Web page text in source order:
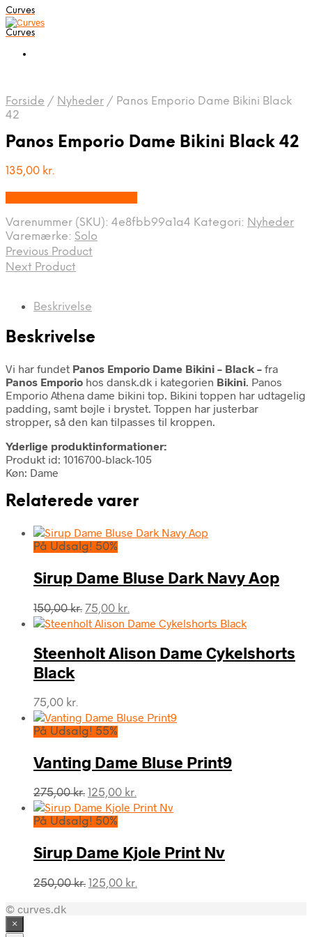
Curves
Curves
Forside / Nyheder / Panos Emporio Dame Bikini Black
42
Panos Emporio Dame Bikini Black 42
135,00 kr.
Varenummer (SKU): 4e8fbb99a1a4 Kategori: Nyheder
Varemærke: Solo
Previous Product
Next Product
Beskrivelse
Beskrivelse
Vi har fundet Panos Emporio Dame Bikini – Black – fra
Panos Emporio hos dansk.dk i kategorien Bikini. Panos
Emporio Athena dame bikini top. Bikini toppen har udtagelig
padding, samt bøjle i brystet. Toppen har justerbar
stropper, så den kan tilpasses til kroppen.
Yderlige produktinformationer:
Produkt id: 1016700-black-105
Køn: Dame
Relaterede varer
På Udsalg! 50%
Sirup Dame Bluse Dark Navy Aop
150,00kr. Den
oprindelige
var:
150,00 kr..
75,00 kr.
aktuelle
er:
75,00 kr..
Steenholt Alison Dame Cykelshorts
Black
75,00 kr.
På Udsalg! 55%
Vanting Dame Bluse Print9
275,00kr. Den
oprindelige
pris
275,00 kr..
125,00 kr.
aktuelle
125,00 kr..
På Udsalg! 50%
Sirup Dame Kjole Print Nv
250,00kr. Den
125,00 kr.
© curves.dk
×